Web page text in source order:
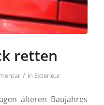
retten
/ in Exterieur
älteren Baujahres